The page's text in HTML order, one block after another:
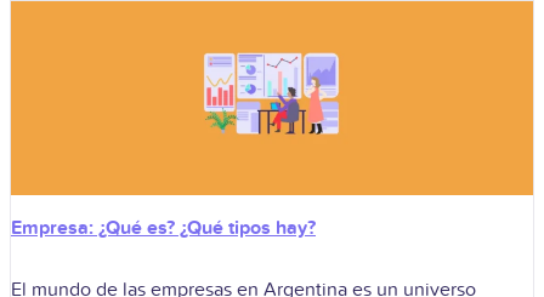
Empresa: ¿Qué es? ¿Qué tipos hay?
El mundo de las empresas en Argentina es un universo